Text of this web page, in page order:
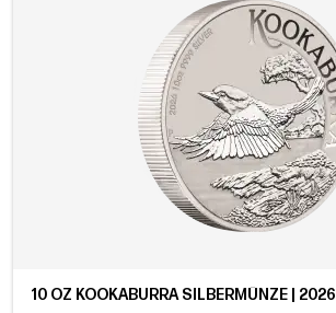
10 OZ KOOKABURRA SILBERMÜNZE | 2026